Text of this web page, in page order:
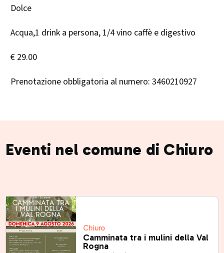
Dolce
Acqua,1 drink a persona, 1/4 vino caffè e digestivo
€ 29.00
Prenotazione obbligatoria al numero: 3460210927
Eventi nel comune di Chiuro
Chiuro
Camminata tra i mulini della Val
Rogna